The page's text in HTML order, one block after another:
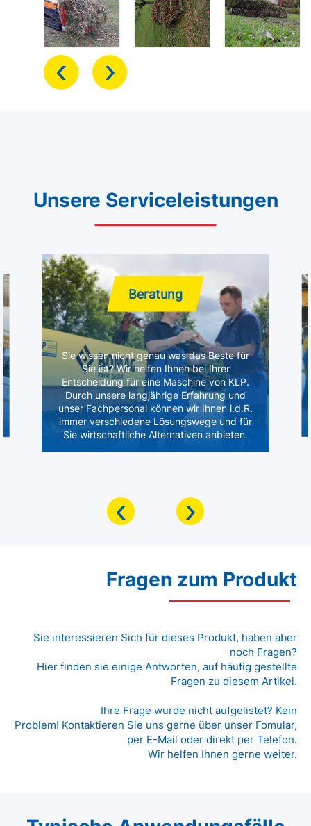
‹ ›
Unsere Serviceleistungen
Beratung
Sie wissen nicht genau was das Beste für
Sie ist? Wir helfen Ihnen bei Ihrer
Entscheidung für eine Maschine von KLP.
Durch unsere langjährige Erfahrung und
unser Fachpersonal können wir Ihnen i.d.R.
immer verschiedene Lösungswege und für
Sie wirtschaftliche Alternativen anbieten.
‹ ›
Fragen zum Produkt
Sie interessieren Sich für dieses Produkt, haben aber
noch Fragen?
Hier finden sie einige Antworten, auf häufig gestellte
Fragen zu diesem Artikel.
Ihre Frage wurde nicht aufgelistet? Kein
Problem! Kontaktieren Sie uns gerne über unser Fomular,
per E-Mail oder direkt per Telefon.
Wir helfen Ihnen gerne weiter.